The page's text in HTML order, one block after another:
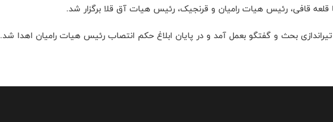
قلعه قافی، رئیس هیات رامیان و قرنجیک، رئیس هیات آق قلا برگزار شد.
بحث و گفتگو بعمل آمد و در پایان ابلاغ حکم انتصاب رئیس هیات رامیان اهدا شد.